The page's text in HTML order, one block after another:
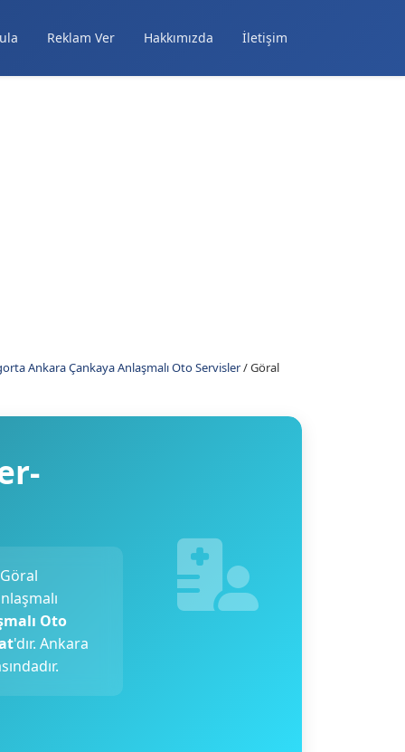
Reklam Ver Hakkımızda İletişim
Ankara Çankaya Anlaşmalı Oto Servisler/Göral
Oto
'dır. Ankara